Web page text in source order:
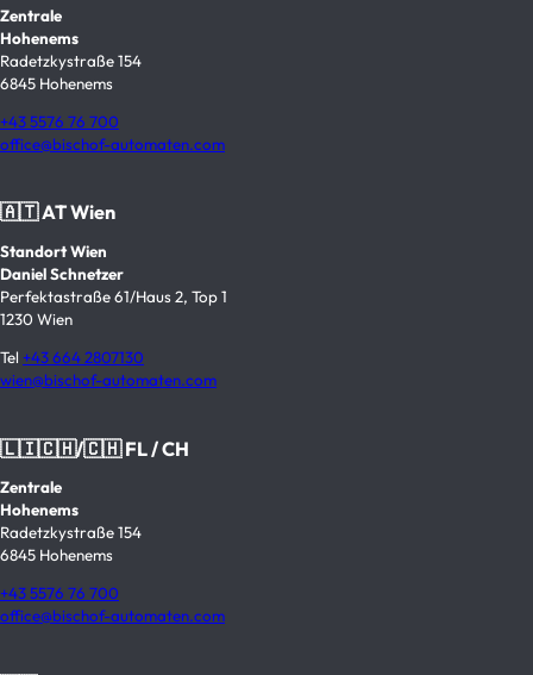
Zentrale
Hohenems
Radetzkystraße 154
6845 Hohenems
+43 5576 76 700
office@bischof-automaten.com
🇦🇹 AT Wien
Standort Wien
Daniel Schnetzer
Perfektastraße 61/Haus 2, Top 1
1230 Wien
Tel +43 664 2807130
wien@bischof-automaten.com
🇱🇮🇨🇭/🇨🇭 FL / CH
Zentrale
Hohenems
Radetzkystraße 154
6845 Hohenems
+43 5576 76 700
office@bischof-automaten.com